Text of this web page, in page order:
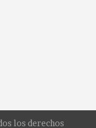
los derechos